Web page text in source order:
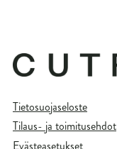
Tietosuojaseloste
Tilaus- ja toimitusehdot